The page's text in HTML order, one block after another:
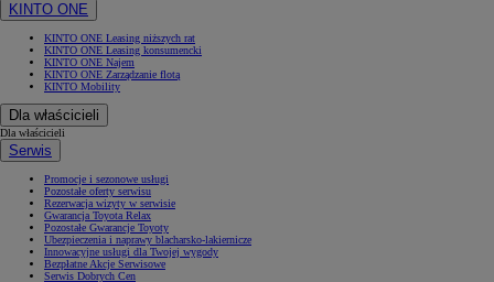
KINTO ONE
KINTO ONE Leasing niższych rat
KINTO ONE Leasing konsumencki
KINTO ONE Najem
KINTO ONE Zarządzanie flotą
KINTO Mobility
Dla właścicieli
Dla właścicieli
Serwis
Promocje i sezonowe usługi
Pozostałe oferty serwisu
Rezerwacja wizyty w serwisie
Gwarancja Toyota Relax
Pozostałe Gwarancje Toyoty
Ubezpieczenia i naprawy blacharsko-lakiernicze
Innowacyjne usługi dla Twojej wygody
Bezpłatne Akcje Serwisowe
Serwis Dobrych Cen